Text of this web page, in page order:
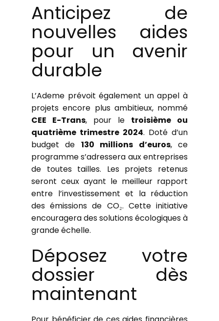
Anticipez de
nouvelles aides
pour un avenir
durable
L’Ademe prévoit également un appel à
projets encore plus ambitieux, nommé
CEE E-Trans, pour le troisième ou
quatrième trimestre 2024. Doté d’un
budget de 130 millions d’euros, ce
programme s’adressera aux entreprises
de toutes tailles. Les projets retenus
seront ceux ayant le meilleur rapport
entre l’investissement et la réduction
des émissions de CO₂. Cette initiative
encouragera des solutions écologiques à
grande échelle.
Déposez votre
dossier dès
maintenant